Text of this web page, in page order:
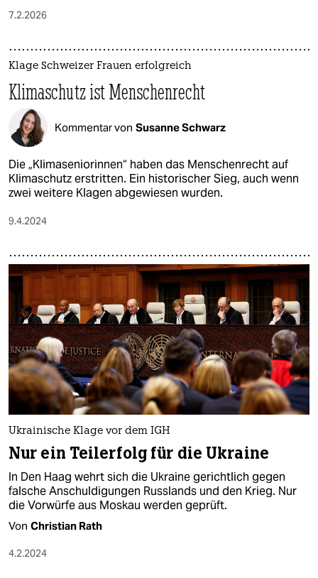
7.2.2026
Klage Schweizer Frauen erfolgreich
Klimaschutz ist Menschenrecht
Kommentar von Susanne Schwarz
Die „Klimaseniorinnen“ haben das Menschenrecht auf
Klimaschutz erstritten. Ein historischer Sieg, auch wenn
zwei weitere Klagen abgewiesen wurden.
9.4.2024
Ukrainische Klage vor dem IGH
Nur ein Teilerfolg für die Ukraine
In Den Haag wehrt sich die Ukraine gerichtlich gegen
falsche Anschuldigungen Russlands und den Krieg. Nur
die Vorwürfe aus Moskau werden geprüft.
Von Christian Rath
4.2.2024